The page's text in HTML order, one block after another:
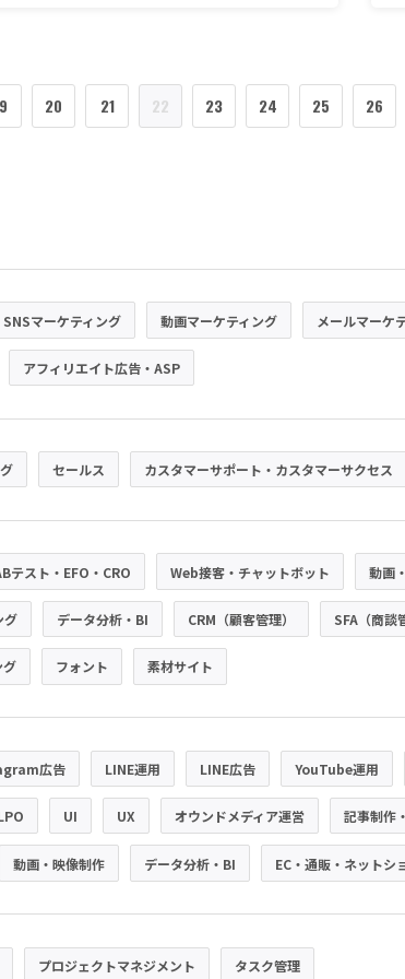
20 21 22 23 24 25 26
SNSマーケティング 動画マーケティング メールマーケ
アフィリエイト広告・ASP
セールス カスタマーサポート・カスタマーサクセス
テスト・EFO・CRO Web接客・チャットボット 動画
グ データ分析・BI CRM（顧客管理） SFA（商談
グ フォント 素材サイト
広告 LINE運用 LINE広告 YouTube運用
UI UX オウンドメディア運営 記事制作
動画・映像制作 データ分析・BI EC・通販・ネットシ
プロジェクトマネジメント タスク管理